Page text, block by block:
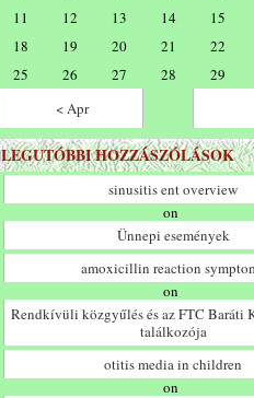
11
12 13 14 15
18
19 20 21 22
25
26 27 28 29
< Apr
LEGUTÓBBI HOZZÁSZÓLÁSOK
sinusitis ent overview
on
Ünnepi események
amoxicillin reaction
on
Rendkívüli közgyűlés és az FTC Baráti
találkozója
otitis media in children
on